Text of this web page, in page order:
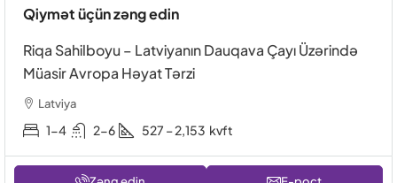
Qiymət üçün zəng edin
Riqa Sahilboyu – Latviyanın Dauqava Çayı Üzərində
Müasir Avropa Həyat Tərzi
Latviya
1-4 2-6 527 – 2,153 kvft